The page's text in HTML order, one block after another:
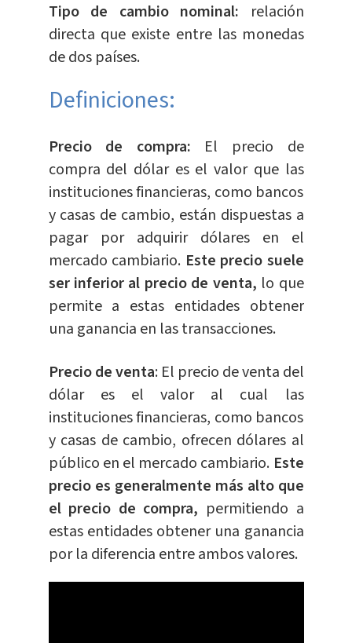
Tipo de cambio nominal: relación
directa que existe entre las monedas
de dos países.
Definiciones:
Precio de compra: El precio de
compra del dólar es el valor que las
instituciones financieras, como bancos
y casas de cambio, están dispuestas a
pagar por adquirir dólares en el
mercado cambiario. Este precio suele
ser inferior al precio de venta, lo que
permite a estas entidades obtener
una ganancia en las transacciones.
Precio de venta: El precio de venta del
dólar es el valor al cual las
instituciones financieras, como bancos
y casas de cambio, ofrecen dólares al
público en el mercado cambiario. Este
precio es generalmente más alto que
el precio de compra, permitiendo a
estas entidades obtener una ganancia
por la diferencia entre ambos valores.